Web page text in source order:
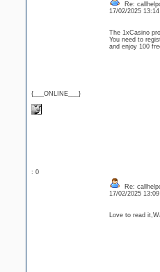
{___ONLINE___}
Re:
17/02/2025
The 1xCasino
You need to
and enjoy 100
: 0
Re:
17/02/2025
Love to read